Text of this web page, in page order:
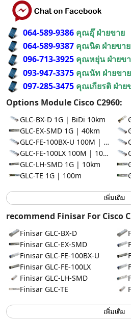
064-589-9386 คุณอุ๊ ฝ่ายขาย
064-589-9387 คุณนิด ฝ่ายขาย
096-713-3925 คุณหยุ่น ฝ่ายข
093-947-3375 คุณนัท ฝ่ายขา
097-285-3475 คุณเกียรติ ฝ่าย
Options Module Cisco C2960:
GLC-BX-D 1G | BiDi 10km
GLC-EX-SMD 1G | 40km
GLC-FE-100BX-U 100M | BiDi 10km
GLC-FE-100LX 100M | 10km
GLC-LH-SMD 1G | 10km
GLC-TE 1G | 100m
เพิ่มเติม
recommend Finisar For Cisco
Finisar GLC-BX-D
Finisar GLC-EX-SMD
Finisar GLC-FE-100BX-U
Finisar GLC-FE-100LX
Finisar GLC-LH-SMD
Finisar GLC-TE
เพิ่มเติม